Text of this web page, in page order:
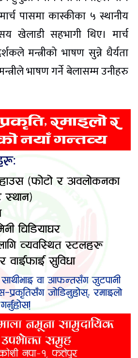
पासमा कास्कीका ५ स्थानीय
खेलाडी सहभागी थिए। मार्च
मन्त्रीको भाषण सुन्ने धैर्यता
भाषण गर्ने बेलासम्म उनीहरु